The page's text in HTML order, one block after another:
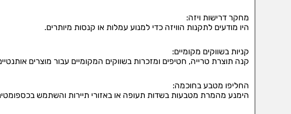
מחקר דרישות ויזה:
היו מודעים לתקנות הוויזה כדי למנוע עמלות או קנסות מיותרים.
קניות בשווקים מקומיים:
קנה תוצרת טרייה, חטיפים ומזכרות בשווקים המקומיים עבור מוצרים
החליפו מטבע בחוכמה:
הימנע מהמרת מטבעות בשדות תעופה או באזורי תיירות והשתמש